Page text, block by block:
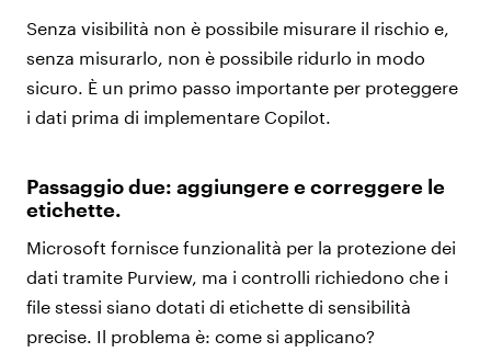
Senza visibilità non è possibile misurare il rischio e,
senza misurarlo, non è possibile ridurlo in modo
sicuro. È un primo passo importante per proteggere
i dati prima di implementare Copilot.
Passaggio due: aggiungere e correggere le
etichette.
Microsoft fornisce funzionalità per la protezione dei
dati tramite Purview, ma i controlli richiedono che i
file stessi siano dotati di etichette di sensibilità
precise. Il problema è: come si applicano?